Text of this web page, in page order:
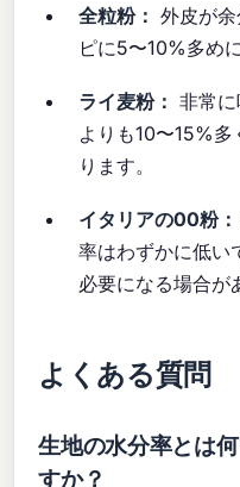
全粒粉： 外皮が
ピに5〜10%多め
ライ麦粉： 非常
よりも10〜15%
ります。
イタリアの00粉：
率はわずかに低い
必要になる場合が
よくある質問
生地の水分率とは
すか？